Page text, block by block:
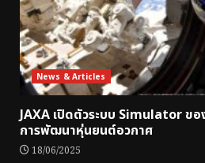
News & Articles
JAXA เปิดตัวระบบ Simulator
การพัฒนาหุ่นยนต์อวกาศ
18/06/2025